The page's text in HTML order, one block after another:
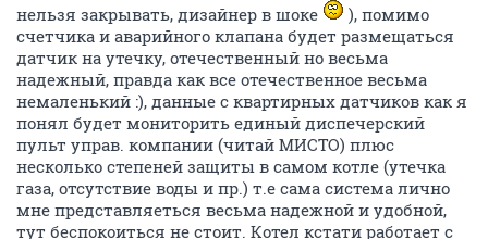
нельзя закрывать, дизайнер в шоке
), помимо
счетчика и аварийного клапана будет размещаться
датчик на утечку, отечественный но весьма
надежный, правда как все отечественное весьма
немаленький :), данные с квартирных датчиков как я
понял будет мониторить единый диспечерский
пульт управ. компании (читай МИСТО) плюс
несколько степеней защиты в самом котле (утечка
газа, отсутствие воды и пр.) т.е сама система лично
мне представляеться весьма надежной и удобной,
тут беспокоиться не стоит. Котел кстати работает с